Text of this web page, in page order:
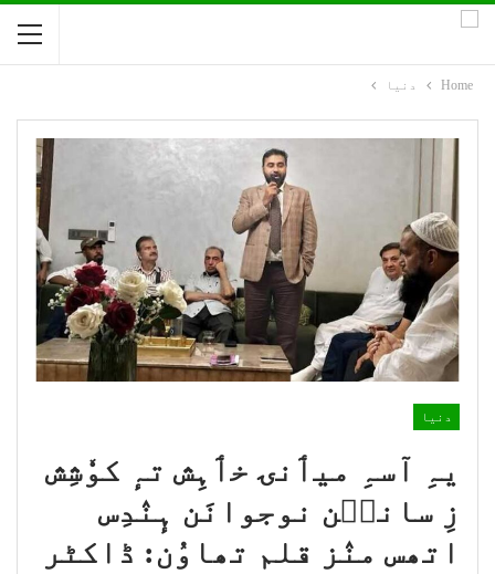
Home دنیا
دنیا
یہِ آسہِ میٲنۍ خٲہِش تہٕ کوٗشِش
زِ سانٮ۪ن نوجوانَن ہٕنٛدِس
اتھس منٛز قلم تھاوُن: ڈاکٹر